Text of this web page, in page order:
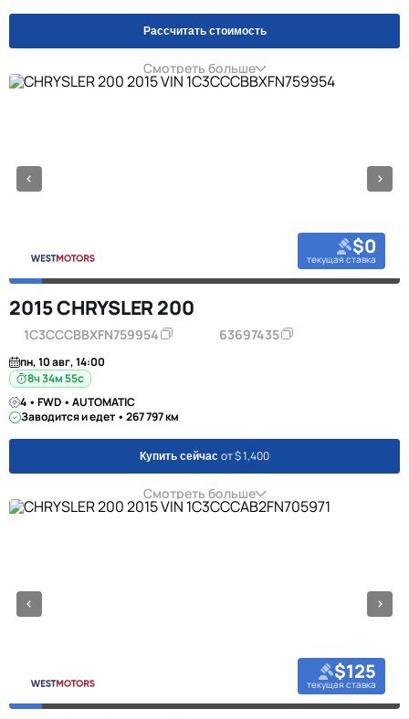
Рассчитать стоимость
Смотреть больше
$0
текущая ставка
2015 CHRYSLER 200
1C3CCCBBXFN759954 63697435
пн, 10 авг, 14:00
8ч 34м 55с
4 • FWD • AUTOMATIC
Заводится и едет • 267 797 км
Купить сейчас от $ 1,400
Смотреть больше
$125
текущая ставка